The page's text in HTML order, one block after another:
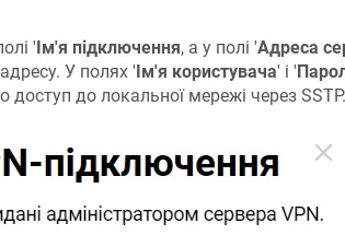
'Ім'я підключення, а у полі 'Адреса
У полях 'Ім'я користувача' і '
до локальної мережі через SSTP.